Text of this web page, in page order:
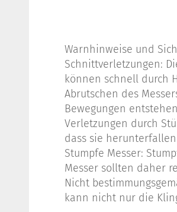
Warnhinweise und
Schnittverletzungen:
können schnell durch
Abrutschen des
Bewegungen
Verletzungen durch
dass sie
Stumpfe Messer:
Messer sollten daher
Nicht
kann nicht nur die